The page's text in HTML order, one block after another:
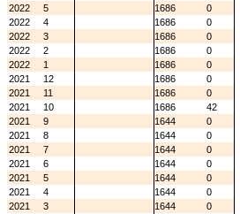
2022
5 1686
0
2022
4 1686
0
2022
3 1686
0
2022
2 1686
0
2022
1 1686
0
2021
12 1686
0
2021
11 1686
0
2021
10 1686
42
2021
9 1644
0
2021
8 1644
0
2021
7 1644
0
2021
6 1644
0
2021
5 1644
0
2021
4 1644
0
2021
3 1644
0